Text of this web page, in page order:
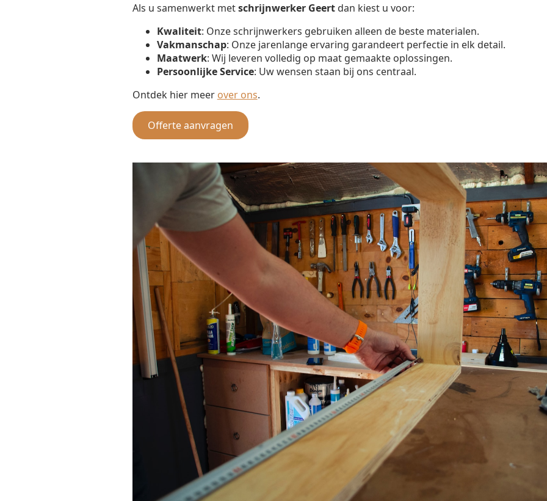
Als u samenwerkt metschrijnwerker Geert dan kiest u voor:
Kwaliteit: Onze schrijnwerkers gebruiken alleen de beste materialen.
Vakmanschap: Onze jarenlange ervaring garandeert perfectie in elk detail.
Maatwerk: Wij leveren volledig op maat gemaakte oplossingen.
Persoonlijke Service: Uw wensen staan bij ons centraal.
Ontdek hier meer over ons.
Offerte aanvragen